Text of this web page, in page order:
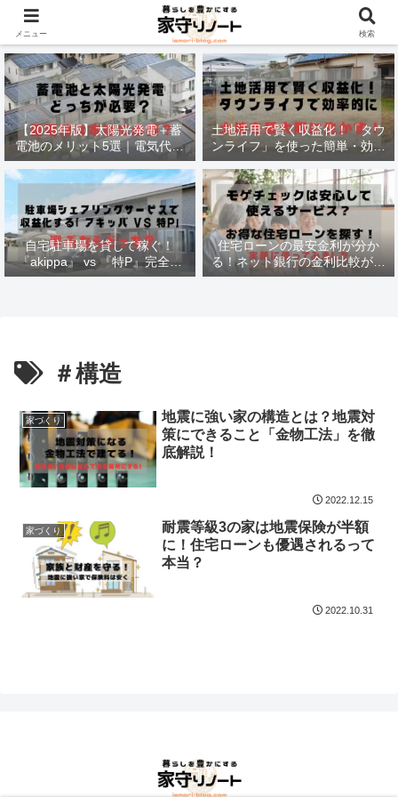
材木価格と流通状況！
【2025年版】太陽光発電＋蓄
電池のメリット5選｜電気代削
減・停電対策も徹底解説
土地活用で賢く収益化！「タウ
ンライフ」を使った簡単・効率
的な方法
自宅駐車場を貸して稼ぐ！
『akippa』 vs 『特P』完全比
較で最適な選択法
住宅ローンの最安金利が分か
る！ネット銀行の金利比較がで
きる
＃構造
家づくり
地震に強い家の構造とは？地震対
策にできること「金物工法」を徹
底解説！
2022.12.15
家づくり
耐震等級3の家は地震保険が半額
に！住宅ローンも優遇されるって
本当？
2022.10.31
メニュー 検索